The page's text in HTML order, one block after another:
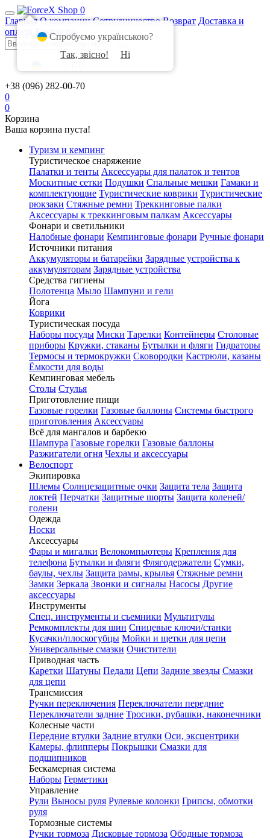
0
Главная О компании Сотрудничество Возврат Доставка и
оплата
Контакты
+38 (096) 282-00-70
0
0
Корзина
Ваша корзина пуста!
Туризм и кемпинг
Туристическое снаряжение
Палатки и тенты Аксессуары для палаток и тентов
Москитные сетки Подушки Спальные мешки Гамаки и
комплектующие Туристические коврики Туристические
рюкзаки Стяжные ремни Треккинговые палки
Аксессуары к треккинговым палкам Аксессуары
Фонари и светильники
Налобные фонари Кемпинговые фонари Ручные фонари
Источники питания
Аккумуляторы и батарейки Зарядные устройства к
аккумуляторам Зарядные устройства
Средства гигиены
Полотенца Мыло Шампуни и гели
Йога
Коврики
Туристическая посуда
Наборы посуды Миски Тарелки Контейнеры Столовые
приборы Кружки, стаканы Бутылки и фляги Гидраторы
Термосы и термокружки Сковородки Кастрюли, казаны
Ёмкости для воды
Кемпинговая мебель
Столы Стулья
Приготовление пищи
Газовые горелки Газовые баллоны Системы быстрого
приготовления Аксессуары
Всё для мангалов и барбекю
Шампура Газовые горелки Газовые баллоны
Разжигатели огня Чехлы и аксессуары
Велоспорт
Экипировка
Шлемы Солнцезащитные очки Защита тела Защита
локтей Перчатки Защитные шорты Защита коленей/
голени
Одежда
Носки
Аксессуары
Фары и мигалки Велокомпьютеры Крепления для
телефона Бутылки и фляги Флягодержатели Сумки,
баулы, чехлы Защита рамы, крылья Стяжные ремни
Замки Зеркала Звонки и сигналы Насосы Другие
аксессуары
Инструменты
Спец. инструменты и съемники Мультитулы
Ремкомплекты для шин Спицевые ключи/станки
Кусачки/плоскогубцы Мойки и щетки для цепи
Универсальные смазки Очистители
Приводная часть
Каретки Шатуны Педали Цепи Задние звезды Смазки
для цепи
Трансмиссия
Ручки переключения Переключатели передние
Переключатели задние Тросики, рубашки, наконечники
Колесные части
Передние втулки Задние втулки Оси, эксцентрики
Камеры, флипперы Покрышки Смазки для
подшипников
Бескамерная система
Наборы Герметики
Управление
Рули Выносы руля Рулевые колонки Грипсы, обмотки
руля
Тормозные системы
Ручки тормоза Дисковые тормоза Ободные тормоза
Спробуємо українською?
Так, звісно!
Ні